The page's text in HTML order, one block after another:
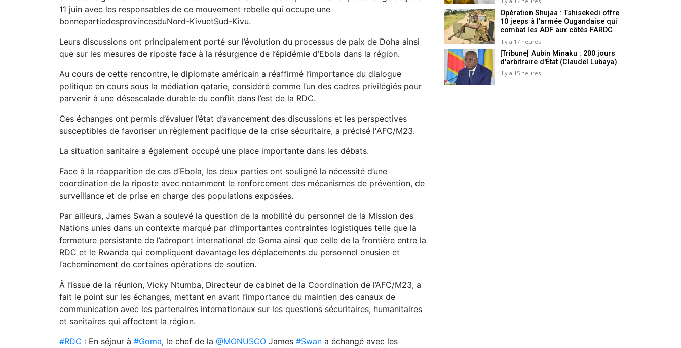
11 juin avec les responsables de ce mouvement rebelle qui occupe une
bonnepartiedesprovincesduNord-KivuetSud-Kivu.
Leurs discussions ont principalement porté sur l’évolution du processus de paix de Doha ainsi
que sur les mesures de riposte face à la résurgence de l’épidémie d’Ebola dans la région.
Au cours de cette rencontre, le diplomate américain a réaffirmé l’importance du dialogue
politique en cours sous la médiation qatarie, considéré comme l’un des cadres privilégiés pour
parvenir à une désescalade durable du conflit dans l’est de la RDC.
Ces échanges ont permis d’évaluer l’état d’avancement des discussions et les perspectives
susceptibles de favoriser un règlement pacifique de la crise sécuritaire, a précisé l'AFC/M23.
La situation sanitaire a également occupé une place importante dans les débats.
Face à la réapparition de cas d’Ebola, les deux parties ont souligné la nécessité d’une
coordination de la riposte avec notamment le renforcement des mécanismes de prévention, de
surveillance et de prise en charge des populations exposées.
Par ailleurs, James Swan a soulevé la question de la mobilité du personnel de la Mission des
Nations unies dans un contexte marqué par d’importantes contraintes logistiques telle que la
fermeture persistante de l’aéroport international de Goma ainsi que celle de la frontière entre la
RDC et le Rwanda qui compliquent davantage les déplacements du personnel onusien et
l’acheminement de certaines opérations de soutien.
À l’issue de la réunion, Vicky Ntumba, Directeur de cabinet de la Coordination de l’AFC/M23, a
fait le point sur les échanges, mettant en avant l’importance du maintien des canaux de
communication avec les partenaires internationaux sur les questions sécuritaires, humanitaires
et sanitaires qui affectent la région.
#RDC : En séjour à #Goma, le chef de la @MONUSCO James #Swan a échangé avec les
Opération Shujaa : Tshisekedi offre
10 jeeps à l’armée Ougandaise qui
combat les ADF aux côtés FARDC
Il y a 17 heures
[Tribune] Aubin Minaku : 200 jours
d'arbitraire d'État (Claudel Lubaya)
Il y a 15 heures